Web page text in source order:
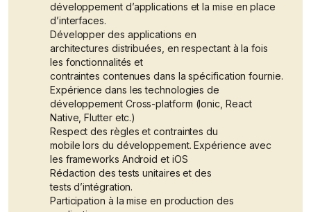
développement d’applications et la mise en place
d’interfaces.
Développer des applications en
architectures distribuées, en respectant à la fois
les fonctionnalités et
contraintes contenues dans la spécification fournie.
Expérience dans les technologies de
développement Cross-platform (Ionic, React
Native, Flutter etc.)
Respect des règles et contraintes du
mobile lors du développement. Expérience avec
les frameworks Android et iOS
Rédaction des tests unitaires et des
tests d’intégration.
Participation à la mise en production des